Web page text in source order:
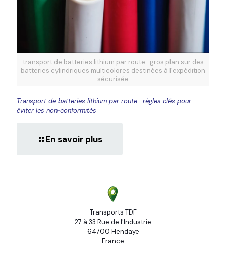
transport de batteries lithium par route : gros plan sur des
batteries cylindriques multicolores destinées à l’expédition
sécurisée
Transport de batteries lithium par route : règles clés pour
éviter les non‑conformités
En savoir plus
Transports TDF
27 à 33 Rue de l'Industrie
64700 Hendaye
France